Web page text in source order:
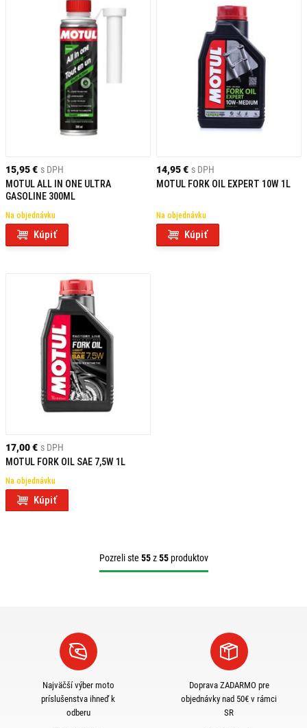
15,95 € s DPH
MOTUL ALL IN ONE ULTRA
GASOLINE 300ML
Na objednávku
Kúpiť
14,95 € s DPH
MOTUL FORK OIL EXPERT 10W 1L
Na objednávku
Kúpiť
17,00 € s DPH
MOTUL FORK OIL SAE 7,5W 1L
Na objednávku
Kúpiť
Pozreli ste 55z55produktov
Najväčší výber moto
príslušenstva ihneď k
odberu
Doprava ZADARMO pre
objednávky nad 50€ v rámci
SR